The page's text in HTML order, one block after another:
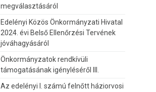
megválasztásáról
Edelényi Közös Önkormányzati Hivatal
2024. évi Belső Ellenőrzési Tervének
jóváhagyásáról
Önkormányzatok rendkívüli
támogatásának igényléséről III.
Az edelényi I. számú felnőtt háziorvosi